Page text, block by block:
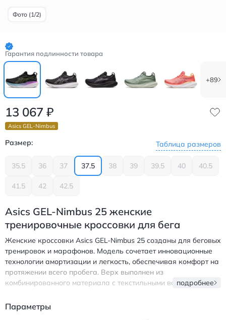
Фото (1/2)
Гарантия подлинности товара
+89
13 067 ₽
Asics GEL-Nimbus
Размер: Таблица размеров
35.5 36 37 37.5 38 39 39.5 40 40.5
41.5 42 42.5
Asics GEL-Nimbus 25 женские
тренировочные кроссовки для бега
Женские кроссовки Asics GEL-Nimbus 25 созданы для беговых
тренировок и марафонов. Модель сочетает инновационные
технологии амортизации и легкость, обеспечивая комфорт на
протяжении всего пробега. Верх выполнен из
комбинированного материала с текстильными вставками для
гарантирует износостойкость и сцепление с любой
подробнее
Параметры